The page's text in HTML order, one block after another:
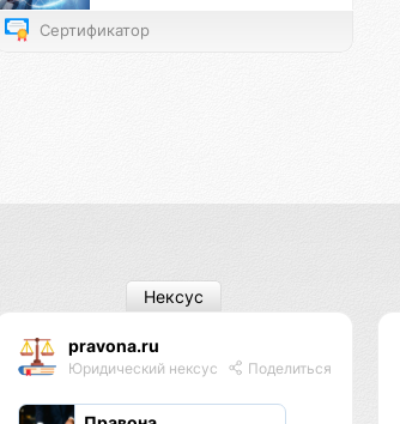
Сертификатор
pravona.ru
Юридический нексус Поделиться
Нексус